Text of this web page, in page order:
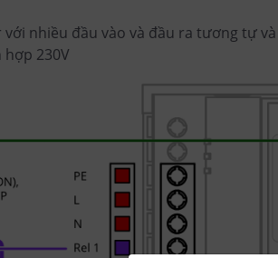
với nhiều đầu vào và đầu ra tương tự
230V